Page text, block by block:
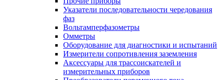
Указатели последовательности чередования
фаз
Вольтамперфазометры
Омметры
Оборудование для диагностики и испытаний
Измерители сопротивления заземления
Аксессуары для трассоискателей и
измерительных приборов